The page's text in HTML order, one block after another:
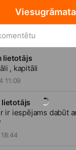
lietotājs
, kapitāli
11:09
lietotājs
ir iespējams dabūt
Viesugrāmata